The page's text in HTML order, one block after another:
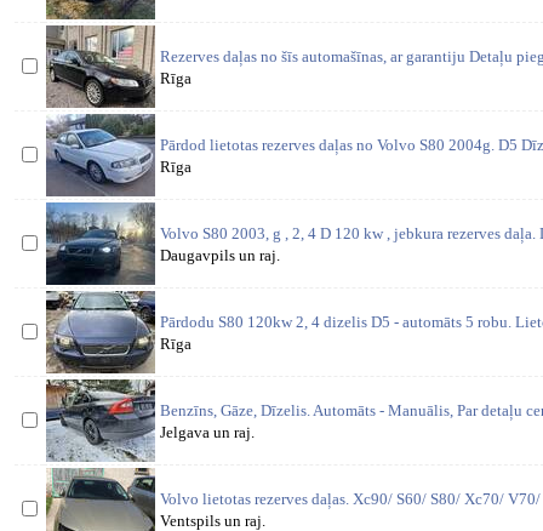
Rezerves daļas no šīs automašīnas, ar garantiju Detaļu
Rīga
Pārdod lietotas rezerves daļas no Volvo S80 2004g. D5
Rīga
Volvo S80 2003, g , 2, 4 D 120 kw , jebkura rezerves
Daugavpils un raj.
Pārdodu S80 120kw 2, 4 dizelis D5 - automāts 5 robu.
Rīga
Benzīns, Gāze, Dīzelis. Automāts - Manuālis, Par detaļu
Jelgava un raj.
Volvo lietotas rezerves daļas. Xc90/ S60/ S80/ Xc70/
Ventspils un raj.